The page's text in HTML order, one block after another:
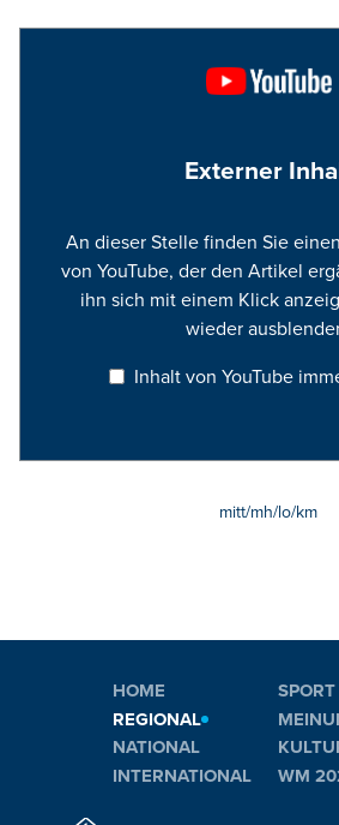
Externer
An dieser Stelle finden Sie
von YouTube, der den Artikel
ihn sich mit einem Klick
wieder
Inhalt von YouTube
mitt/mh/lo/km
HOME
REGIONAL
NATIONAL
INTERNATIONAL
SPORT
WM